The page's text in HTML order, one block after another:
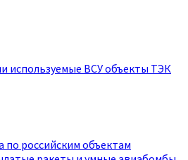
используемые ВСУ объекты ТЭК
по российским объектам